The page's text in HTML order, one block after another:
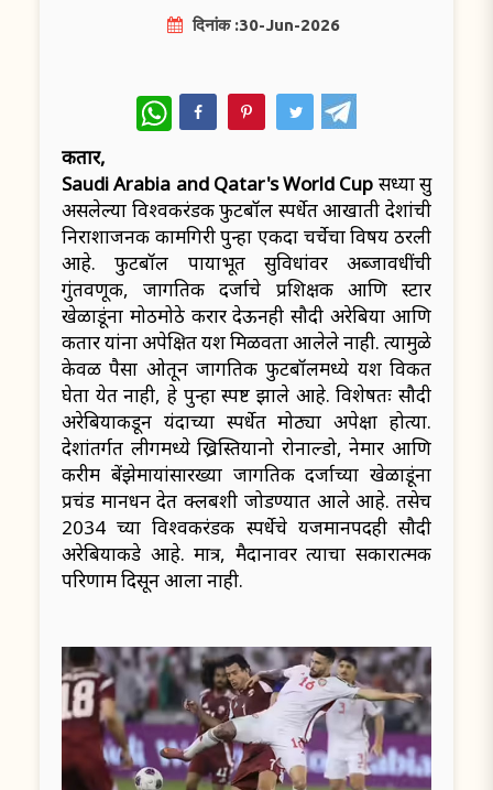
दिनांक :30-Jun-2026
WhatsApp
कतार,
Saudi Arabia and Qatar's World Cup सध्या सुरू
असलेल्या विश्वकरंडक फुटबॉल स्पर्धेत आखाती देशांची
निराशाजनक कामगिरी पुन्हा एकदा चर्चेचा विषय ठरली
आहे. फुटबॉल पायाभूत सुविधांवर अब्जावधींची
गुंतवणूक, जागतिक दर्जाचे प्रशिक्षक आणि स्टार
खेळाडूंना मोठमोठे करार देऊनही सौदी अरेबिया आणि
कतार यांना अपेक्षित यश मिळवता आलेले नाही. त्यामुळे
केवळ पैसा ओतून जागतिक फुटबॉलमध्ये यश विकत
घेता येत नाही, हे पुन्हा स्पष्ट झाले आहे. विशेषतः सौदी
अरेबियाकडून यंदाच्या स्पर्धेत मोठ्या अपेक्षा होत्या.
देशांतर्गत लीगमध्ये ख्रिस्तियानो रोनाल्डो, नेमार आणि
करीम बेंझेमायांसारख्या जागतिक दर्जाच्या खेळाडूंना
प्रचंड मानधन देत क्लबशी जोडण्यात आले आहे. तसेच
2034 च्या विश्वकरंडक स्पर्धेचे यजमानपदही सौदी
अरेबियाकडे आहे. मात्र, मैदानावर त्याचा सकारात्मक
परिणाम दिसून आला नाही.